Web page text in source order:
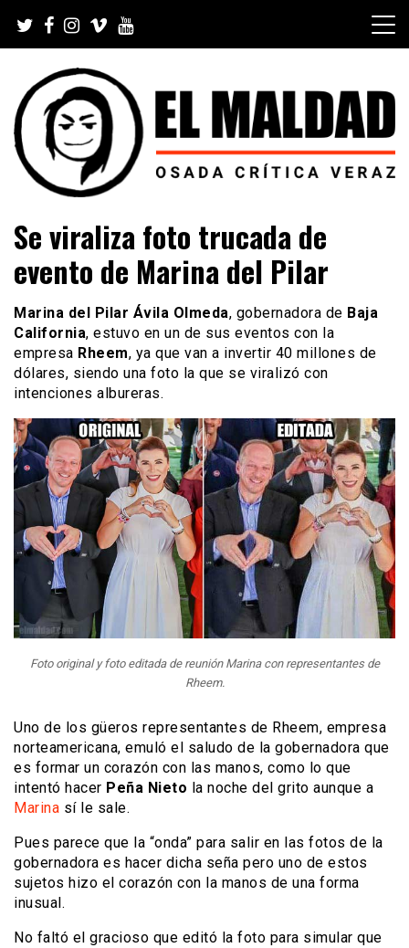
content
El Maldad
Viral y Youtube
Se viraliza foto trucada de
evento de Marina del Pilar
Marina del Pilar Ávila Olmeda, gobernadora de Baja
California, estuvo en un de sus eventos con la
empresa Rheem, ya que van a invertir 40 millones de
dólares, siendo una foto la que se viralizó con
intenciones albureras.
Foto original y foto editada de reunión Marina con representantes de
Rheem.
Uno de los güeros representantes de Rheem, empresa
norteamericana, emuló el saludo de la gobernadora que
es formar un corazón con las manos, como lo que
intentó hacer Peña Nieto la noche del grito aunque a
Marina sí le sale.
Pues parece que la “onda” para salir en las fotos de la
gobernadora es hacer dicha seña pero uno de estos
sujetos hizo el corazón con la manos de una forma
inusual.
No faltó el gracioso que editó la foto para simular que